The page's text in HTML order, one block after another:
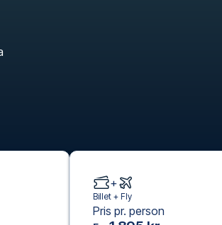
+
Billet + Fly
Pris pr. person